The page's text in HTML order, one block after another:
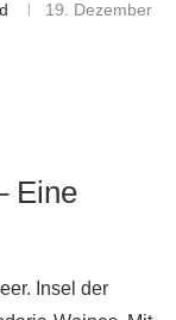
19. Dezember
Eine
Insel der